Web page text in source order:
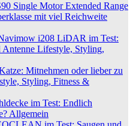
Single Motor Extended Range
mit viel Reichweite
i208 LiDAR im Test:
Antenne Lifestyle, Styling,
Mitnehmen oder lieber zu
Styling, Fitness &
im Test: Endlich
Allgemein